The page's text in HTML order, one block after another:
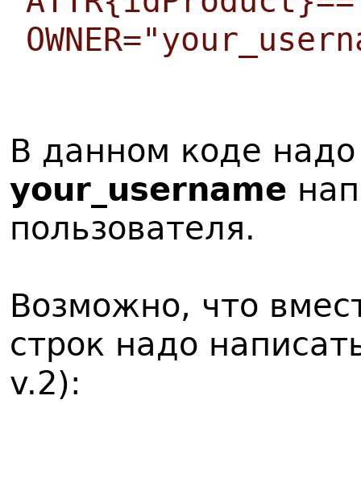
В данном коде
your_username
пользователя.
Возможно, что
строк надо
v.2):